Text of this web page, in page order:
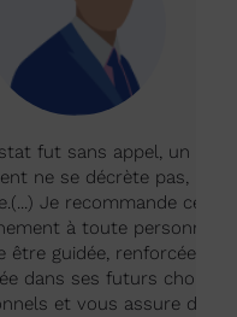
un tel
pas, il se
cet
personne qui
renforcée et
choix
assure de la